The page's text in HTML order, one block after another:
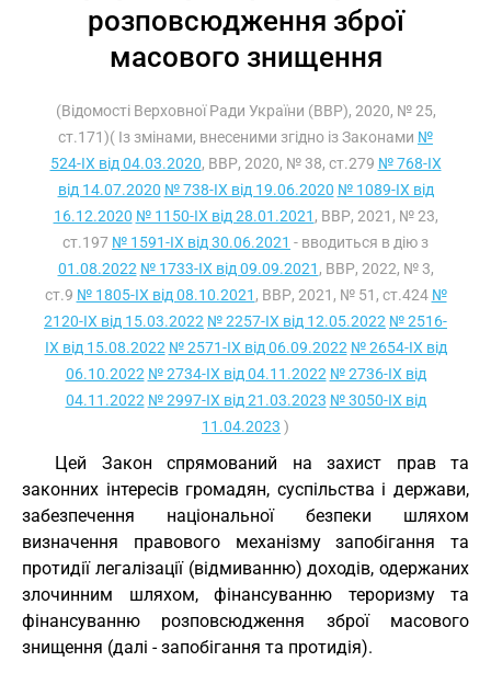
розповсюдження зброї
масового знищення
(Відомості Верховної Ради України (ВВР), 2020, № 25,
ст.171)( Із змінами, внесеними згідно із Законами №
524-IX від 04.03.2020, ВВР, 2020, № 38, ст.279 № 768-IX
від 14.07.2020 № 738-IX від 19.06.2020 № 1089-IX від
16.12.2020 № 1150-IX від 28.01.2021 , ВВР, 2021, № 23,
ст.197 № 1591-IX від 30.06.2021 - вводиться в дію з
01.08.2022 № 1733-IX від 09.09.2021 , ВВР, 2022, № 3,
ст.9 № 1805-IX від 08.10.2021 , ВВР, 2021, № 51, ст.424 №
2120-IX від 15.03.2022 № 2257-IX від 12.05.2022 № 2516-
IX від 15.08.2022 № 2571-IX від 06.09.2022 № 2654-IX від
06.10.2022 № 2734-IX від 04.11.2022 № 2736-IX від
04.11.2022 № 2997-IX від 21.03.2023 № 3050-IX від
11.04.2023 )
Цей Закон спрямований на захист прав та
законних інтересів громадян, суспільства і держави,
забезпечення національної безпеки шляхом
визначення правового механізму запобігання та
протидії легалізації (відмиванню) доходів, одержаних
злочинним шляхом, фінансуванню тероризму та
фінансуванню розповсюдження зброї масового
знищення (далі - запобігання та протидія).